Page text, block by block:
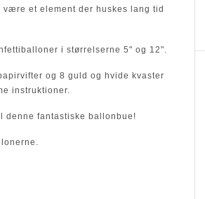
et element der huskes lang tid
i størrelserne 5" og 12".
og 8 guld og hvide kvaster
instruktioner.
denne fantastiske ballonbue!